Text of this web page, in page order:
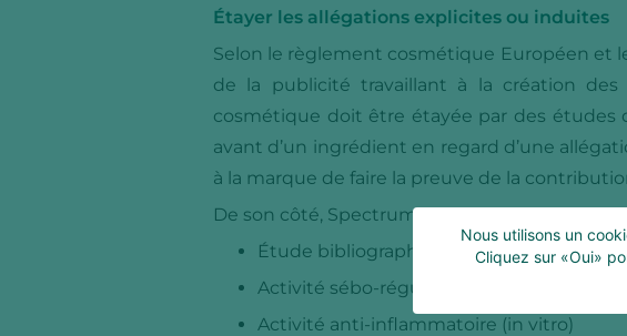
Étayer les allégations explicites ou induites
Selon le règlement cosmétique Européen et
de la publicité travaillant à la création
cosmétique doit être étayée par des études
avant d’un ingrédient en regard d’une
à la marque de faire la preuve de la
De son côté, Spectrums Europe tient à la
Étude bibliographique
Activité sébo-régulatrice (in vitro)
Activité anti-inflammatoire (in vitro)
Nous utilisons un
Cliquez sur «Oui»